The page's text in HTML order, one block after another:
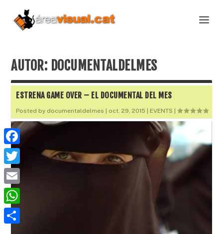
AUTOR: DOCUMENTALDELMES
ESTRENA GAME OVER – EL DOCUMENTAL DEL MES
Posted by documentaldelmes oct. 29, 2015 EVENTS |
F
a
c
e
b
T
w
i
t
E
m
a
W
h